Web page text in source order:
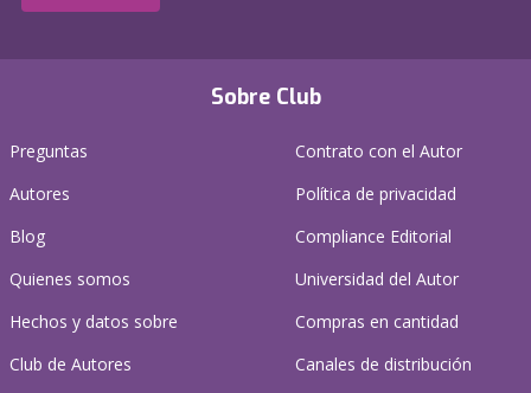
Sobre Club
Preguntas
Autores
Blog
Quienes somos
Hechos y datos sobre
Club de Autores
Contrato con el Autor
Política de privacidad
Compliance Editorial
Universidad del Autor
Compras en cantidad
Canales de distribución